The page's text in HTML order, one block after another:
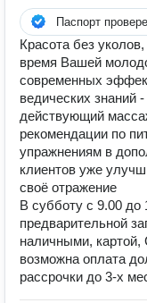
Паспорт
Красота без
время Вашей
современных
ведических знаний
действующий
рекомендации по
упражнениям в
клиентов уже
своё отражение
В субботу с 9.00
предварительной
наличными, картой,
возможна оплата
рассрочки до 3-х